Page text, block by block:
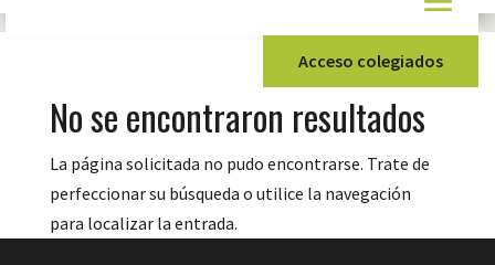
Acceso colegiados
No se encontraron resultados
La página solicitada no pudo encontrarse. Trate de
perfeccionar su búsqueda o utilice la navegación
para localizar la entrada.